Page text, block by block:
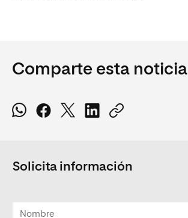
Comparte esta noticia
Solicita información